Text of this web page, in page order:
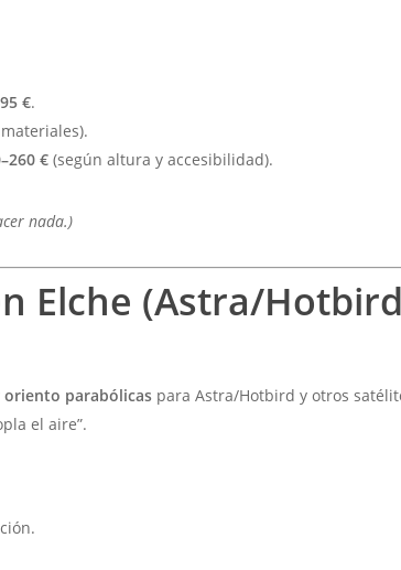
€.
€ (según altura y accesibilidad).
nada.)
Elche (Astra/
oriento parabólicas para Astra/Hotbird y otros
el aire”.